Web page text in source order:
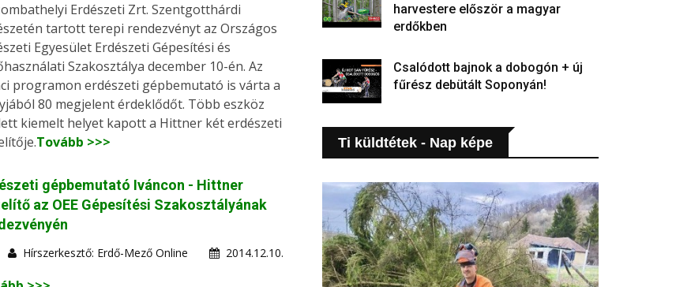
Erdészeti Zrt. Szentgotthárdi
tartott terepi rendezvényt az Országos
Egyesület Erdészeti Gépesítési és
Szakosztálya december 10-én. Az
programon erdészeti gépbemutató is várta a
80 megjelent érdeklődőt. Több eszköz
kiemelt helyet kapott a Hittner két erdészeti
Tovább >>>
gépbemutató Iváncon - Hittner
az OEE Gépesítési Szakosztályának
Hírszerkesztő: Erdő-Mező Online 2014.12.10.
harvestere először a magyar
erdőkben
Csalódott bajnok a dobogón + új
fűrész debütált Soponyán!
Ti küldtétek - Nap képe